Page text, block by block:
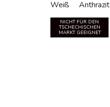
Weiß Anthrazit
NICHT FÜR DEN
TSCHECHISCHEN
MARKT GEEIGNET